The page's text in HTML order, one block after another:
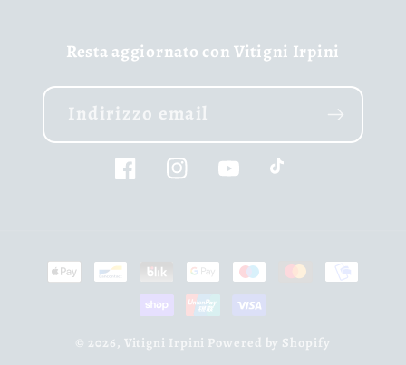
Resta aggiornato con Vitigni Irpini
Indirizzo email
FacebookInstagramYouTubeTikTok
Metodi
di
© 2026, Vitigni Irpini Powered by Shopify